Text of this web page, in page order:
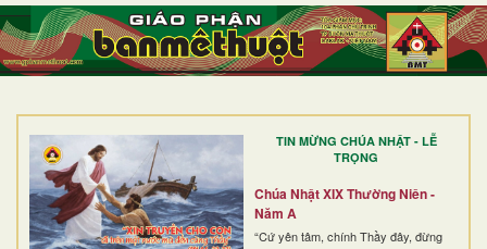
TIN MỪNG CHÚA NHẬT - LỄ
TRỌNG
Chúa Nhật XIX Thường Niên -
Năm A
“Cứ yên tâm, chính Thầy đây, đừng
TRANG NHẤT
GIỚI THIỆU
DÒNG TU
BAN MỤC VỤ
ĐOÀN THỂ CG